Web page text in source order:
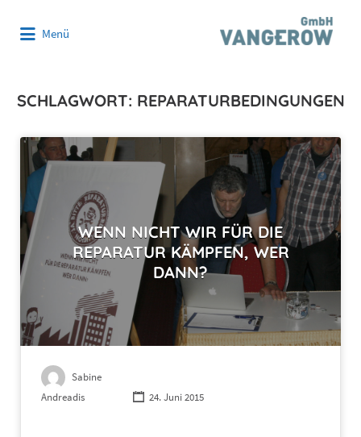
Menü
SCHLAGWORT: REPARATURBEDINGUNGEN
WENN NICHT WIR FÜR DIE
REPARATUR KÄMPFEN, WER
DANN?
Sabine
Andreadis
24. Juni 2015